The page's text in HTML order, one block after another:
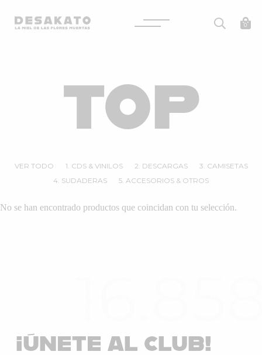
Desakato 0
TOP
VER TODO 1. CDS & VINILOS 2. DESCARGAS
3. CAMISETAS
4. SUDADERAS
5. ACCESORIOS & OTROS
No se han encontrado productos que coincidan con tu selección.
¡ÚNETE AL CLUB!